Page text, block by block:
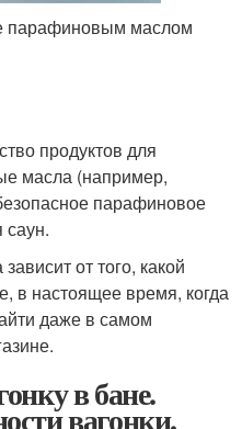
парафиновым маслом
продуктов для
масла (например,
парафиновое
саун.
от того, какой
в настоящее время, когда
даже в самом
в бане.